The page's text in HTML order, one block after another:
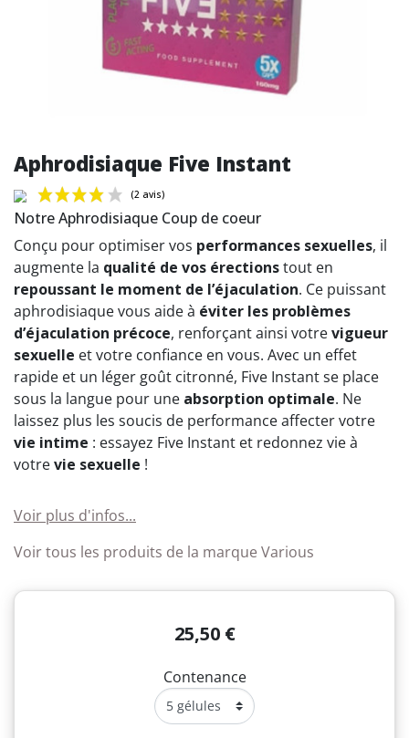
Aphrodisiaque Five Instant
Notre Aphrodisiaque Coup de coeur
Conçu pour optimiser vos performances sexuelles, il
augmente la qualité de vos érectionstout en
repoussant le moment de l’éjaculation. Ce puissant
aphrodisiaque vous aide à éviter les problèmes
d’éjaculation précoce, renforçant ainsi votrevigueur
sexuelle et votre confiance en vous. Avec un effet
rapide et un léger goût citronné, Five Instant se place
sous la langue pour une absorption optimale. Ne
laissez plus les soucis de performance affecter votre
vie intime : essayez Five Instant et redonnez vie à
votrevie sexuelle !
Voir plus d'infos...
Voir tous les produits de la marque Various
25,50 €
Contenance